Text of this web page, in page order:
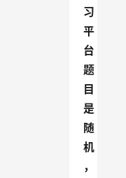
习
平
台
题
目
是
随
机
，